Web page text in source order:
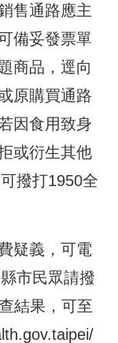
售通路應主
備妥發票單
商品，逕向
原購買通路
因食用致身
或衍生其他
撥打1950全
疑義，可電
市民眾請撥
結果，可至